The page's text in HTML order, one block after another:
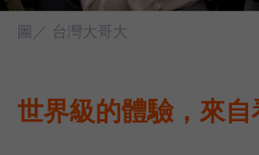
圖／ 台灣大哥大
世界級的體驗，來